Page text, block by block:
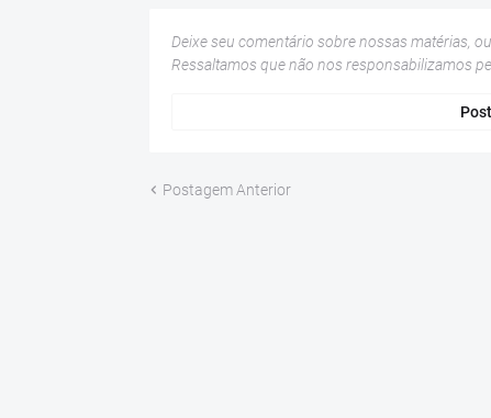
Deixe seu comentário sobre nossas matérias,
Ressaltamos que não nos responsabilizamos
Postagem Anterior